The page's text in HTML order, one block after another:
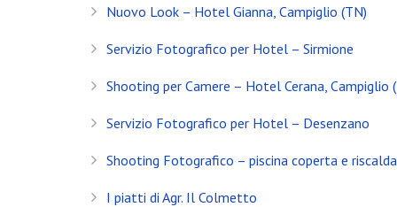
Nuovo Look – Hotel Gianna, Campiglio (TN)
Servizio Fotografico per Hotel – Sirmione
Shooting per Camere – Hotel Cerana, Campiglio
Servizio Fotografico per Hotel – Desenzano
Shooting Fotografico – piscina coperta e
I piatti di Agr. Il Colmetto
Servizio Fotografico Immobiliare – Brescia
Con l’arrivo del 2021 inizia anche il decimo anno
Shooting in Limonaia
Update Showroom CLERICI
CONTATTI